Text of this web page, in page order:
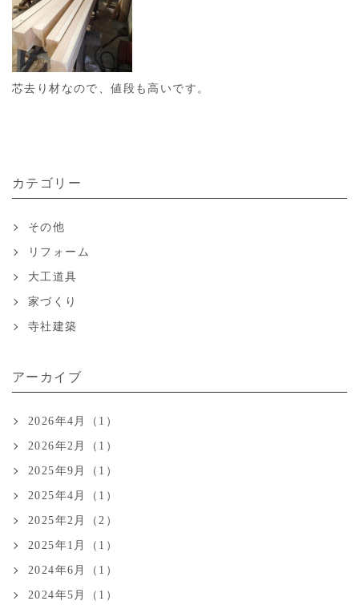
芯去り材なので、値段も高いです。
カテゴリー
その他
リフォーム
大工道具
家づくり
寺社建築
アーカイブ
2026年4月（1）
2026年2月（1）
2025年9月（1）
2025年4月（1）
2025年2月（2）
2025年1月（1）
2024年6月（1）
2024年5月（1）